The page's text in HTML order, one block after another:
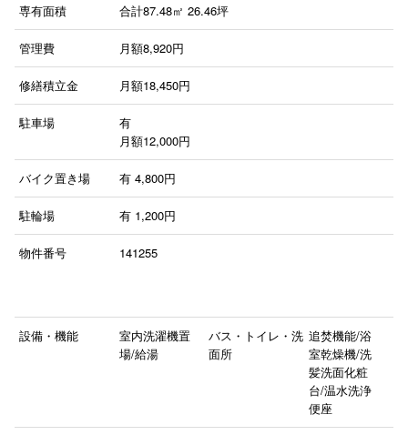
専有面積 合計87.48㎡ 26.46坪
管理費 月額8,920円
修繕積立金 月額18,450円
駐車場
有
月額12,000円
バイク置き場 有4,800円
駐輪場 有1,200円
物件番号 141255
設備・機能
室内洗濯機置
場/給湯
バス・トイレ・洗
面所
追焚機能/浴
室乾燥機/洗
髪洗面化粧
台/温水洗浄
便座